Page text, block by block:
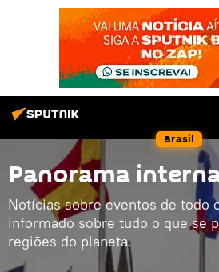
Brasil
Panorama
Notícias sobre eventos de todo
informado sobre tudo o que se
regiões do planeta.